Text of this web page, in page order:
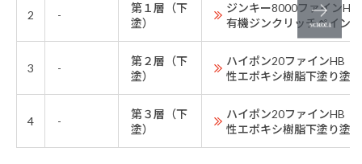
2 -
第１層（下
塗）
ジンキー8000ファイン
有機ジンクリッチペイン
3 -
第２層（下
塗）
ハイポン20ファインHB（
性エポキシ樹脂下塗り塗
4 -
第３層（下
塗）
ハイポン20ファインHB（
性エポキシ樹脂下塗り塗